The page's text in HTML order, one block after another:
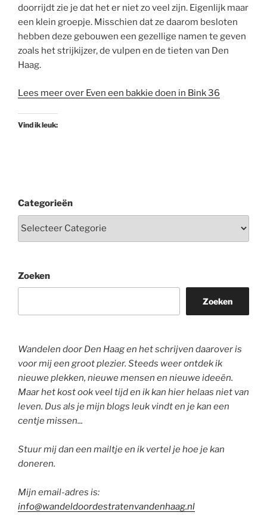
doorrijdt zie je dat het er niet zo veel zijn. Eigenlijk maar
een klein groepje. Misschien dat ze daarom besloten
hebben deze gebouwen een gezellige namen te geven
zoals het strijkijzer, de vulpen en de tieten van Den
Haag.
Lees meer over Even een bakkie doen in Bink 36
Vind ik leuk:
Categorieën
Zoeken
Zoeken
Wandelen door Den Haag en het schrijven daarover is
voor mij een groot plezier. Steeds weer ontdek ik
nieuwe plekken, nieuwe mensen en nieuwe ideeën.
Maar het kost ook veel tijd en ik kan hier helaas niet van
leven. Dus als je mijn blogs leuk vindt en je kan een
centje missen...
Stuur mij dan een mailtje en ik vertel je hoe je kan
doneren.
Mijn email-adres is:
info@wandeldoordestratenvandenhaag.nl